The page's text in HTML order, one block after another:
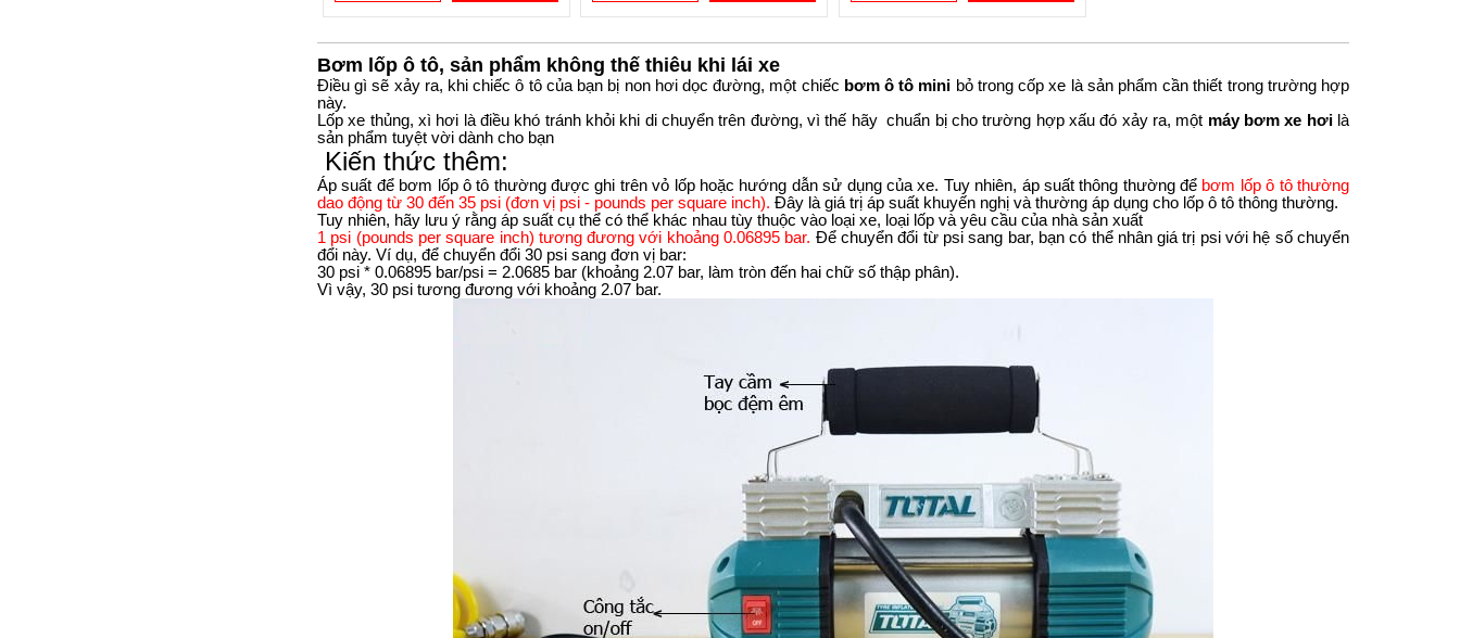
Bơm lốp ô tô, sản phẩm không thế thiêu khi lái xe
Điều gì sẽ xảy ra, khi chiếc ô tô của bạn bị non hơi dọc đường, một chiếc bơm ô tô mini bỏ trong cốp xe là sản phẩm cần thiết trong trường hợp
này.
Lốp xe thủng, xì hơi là điều khó tránh khỏi khi di chuyển trên đường, vì thế hãy chuẩn bị cho trường hợp xấu đó xảy ra, một máy bơm xe hơilà
sản phẩm tuyệt vời dành cho bạn
Kiến thức thêm:
Áp suất để bơm lốp ô tô thường được ghi trên vỏ lốp hoặc hướng dẫn sử dụng của xe. Tuy nhiên, áp suất thông thường để bơm lốp ô tô thường
dao động từ 30 đến 35 psi (đơn vị psi - pounds per square inch). Đây là giá trị áp suất khuyến nghị và thường áp dụng cho lốp ô tô thông thường.
Tuy nhiên, hãy lưu ý rằng áp suất cụ thể có thể khác nhau tùy thuộc vào loại xe, loại lốp và yêu cầu của nhà sản xuất
1 psi (pounds per square inch) tương đương với khoảng 0.06895 bar. Để chuyển đổi từ psi sang bar, bạn có thể nhân giá trị psi với hệ số chuyển
đổi này. Ví dụ, để chuyển đổi 30 psi sang đơn vị bar:
30 psi * 0.06895 bar/psi = 2.0685 bar (khoảng 2.07 bar, làm tròn đến hai chữ số thập phân).
Vì vậy, 30 psi tương đương với khoảng 2.07 bar.